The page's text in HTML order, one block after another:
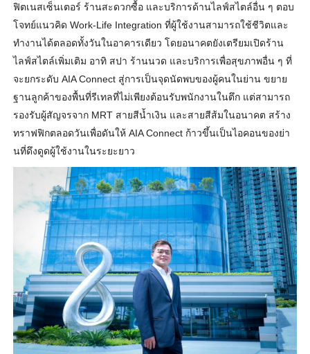
ฟิตเนสเซ็นเตอร์ ร้านสะดวกซื้อ และบริการด้านไลฟ์สไตล์อื่น ๆ ตอบ
โจทย์แนวคิด Work-Life Integration ที่ผู้ใช้งานสามารถใช้ชีวิตและ
ทำงานได้ตลอดทั้งวันในอาคารเดียว โดยอนาคตยังเตรียมเปิดร้าน
ไลฟ์สไตล์เพิ่มเติม อาทิ สปา ร้านนวด และบริการเพื่อสุขภาพอื่น ๆ ที่
จะยกระดับ AIA Connect สู่การเป็นจุดนัดพบของผู้คนในย่าน ขยาย
ฐานลูกค้าของพื้นที่รีเทลที่ไม่เพียงต้อนรับพนักงานในตึก แต่สามารถ
รองรับผู้สัญจรจาก MRT สายสีน้ำเงิน และสายสีส้มในอนาคต สร้าง
ทราฟฟิกตลอดวันเพื่อดันให้ AIA Connect ก้าวขึ้นเป็นไอคอนของย่า
นที่ดึงดูดผู้ใช้งานในระยะยาว